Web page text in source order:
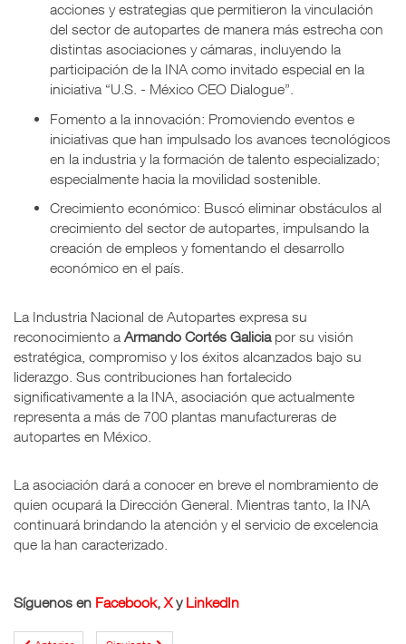
acciones y estrategias que permitieron la vinculación
del sector de autopartes de manera más estrecha con
distintas asociaciones y cámaras, incluyendo la
participación de la INA como invitado especial en la
iniciativa “U.S. - México CEO Dialogue”.
Fomento a la innovación: Promoviendo eventos e
iniciativas que han impulsado los avances tecnológicos
en la industria y la formación de talento especializado;
especialmente hacia la movilidad sostenible.
Crecimiento económico: Buscó eliminar obstáculos al
crecimiento del sector de autopartes, impulsando la
creación de empleos y fomentando el desarrollo
económico en el país.
La Industria Nacional de Autopartes expresa su
reconocimiento a Armando Cortés Galiciapor su visión
estratégica, compromiso y los éxitos alcanzados bajo su
liderazgo. Sus contribuciones han fortalecido
significativamente a la INA, asociación que actualmente
representa a más de 700 plantas manufactureras de
autopartes en México.
La asociación dará a conocer en breve el nombramiento de
quien ocupará la Dirección General. Mientras tanto, la INA
continuará brindando la atención y el servicio de excelencia
que la han caracterizado.
Síguenos en Facebook, Xy LinkedIn